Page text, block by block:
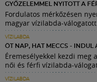
GYŐZELEMMEL NYITOTT A
Fordulatos mérkőzésen
magyar vízilabda-
VÍZILABDA
ÖT NAP, HAT MECCS - INDUL
Éremesélyekkel kezdi meg
női és férfi vízilabda-
VÍZILABDA